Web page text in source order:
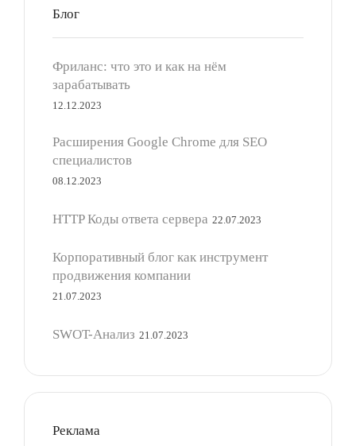
Блог
Фриланс: что это и как на нём
зарабатывать
12.12.2023
Расширения Google Chrome для SEO
специалистов
08.12.2023
HTTP Коды ответа сервера 22.07.2023
Корпоративный блог как инструмент
продвижения компании
21.07.2023
SWOT-Анализ 21.07.2023
Реклама